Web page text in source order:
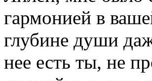
гармонией в
глубине души
нее есть ты, не